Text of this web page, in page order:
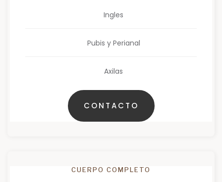
Ingles
Pubis y Perianal
Axilas
CONTACTO
CUERPO COMPLETO